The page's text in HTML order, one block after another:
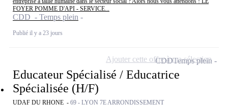
FOYER POMME D'API - SERVICE...
CDD - Temps plein
Publié il y a 23 jours
Educateur Spécialisé / Educatrice
Spécialisée (H/F)
UDAF DU RHONE - 69 - LYON 7E ARRONDISSEMENT
CDDTemps plein
Ajouter cette offre à ma sélection